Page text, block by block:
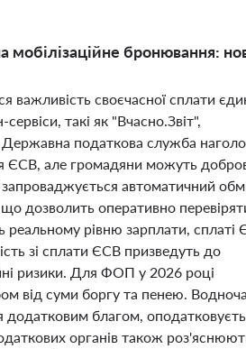
мобілізаційне бронювання:
важливість своєчасної сплати
такі як "Вчасно.Звіт",
податкова служба
ЄСВ, але громадяни можуть
запроваджується автоматичний
дозволить оперативно
реальному рівню зарплати, сплаті
зі сплати ЄСВ призведуть до
ризики. Для ФОП у 2026 році
від суми боргу та пенею.
додатковим благом,
органів також